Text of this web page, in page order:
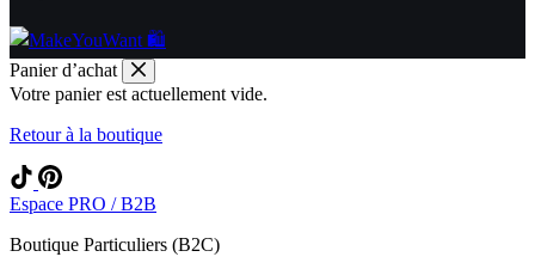
Panier d’achat
Votre panier est actuellement vide.
Retour à la boutique
Espace PRO / B2B
Boutique Particuliers (B2C)